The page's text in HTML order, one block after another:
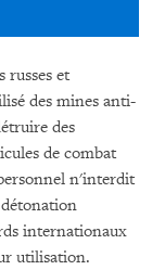
russes et
des mines anti-
des
de combat
n'interdit
internationaux
utilisation.